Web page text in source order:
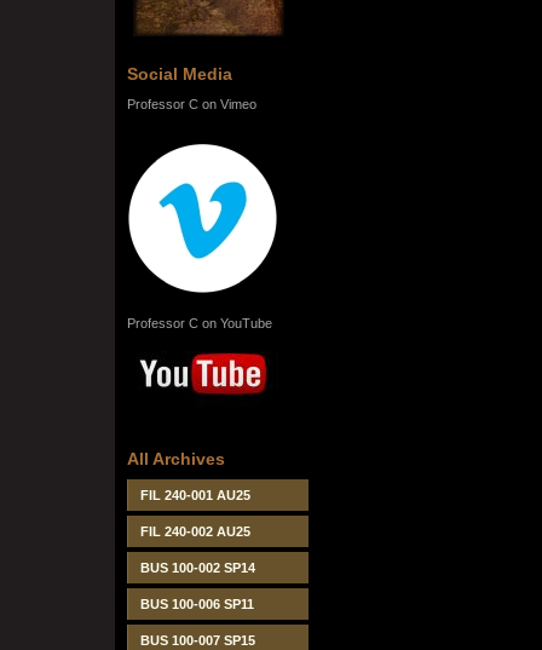
Social Media
Professor C on Vimeo
Professor C on YouTube
All Archives
FIL 240-001 AU25
FIL 240-002 AU25
BUS 100-002 SP14
BUS 100-006 SP11
BUS 100-007 SP15